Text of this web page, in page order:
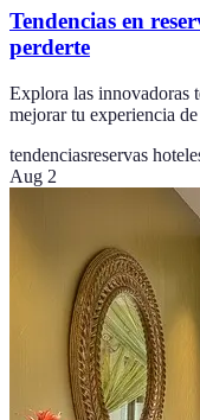
Tendencias en
perderte
Explora las innovadoras
mejorar tu experiencia
tendenciasreservas
Aug 2